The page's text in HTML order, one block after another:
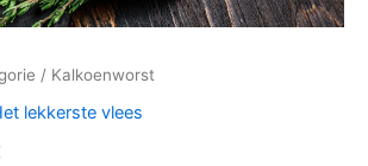
/ Kalkoenworst
lekkerste vlees